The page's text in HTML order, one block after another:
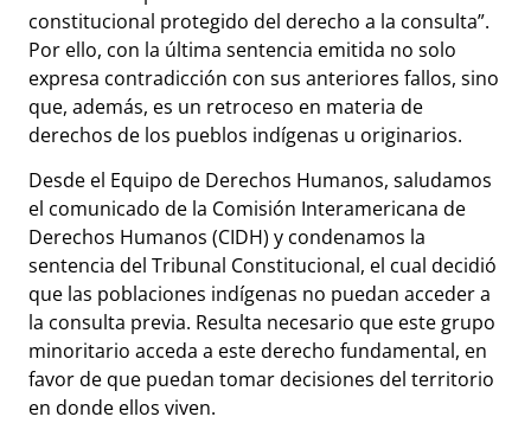
constitucional protegido del derecho a la consulta”.
Por ello, con la última sentencia emitida no solo
expresa contradicción con sus anteriores fallos, sino
que, además, es un retroceso en materia de
derechos de los pueblos indígenas u originarios.
Desde el Equipo de Derechos Humanos, saludamos
el comunicado de la Comisión Interamericana de
Derechos Humanos (CIDH) y condenamos la
sentencia del Tribunal Constitucional, el cual decidió
que las poblaciones indígenas no puedan acceder a
la consulta previa. Resulta necesario que este grupo
minoritario acceda a este derecho fundamental, en
favor de que puedan tomar decisiones del territorio
en donde ellos viven.